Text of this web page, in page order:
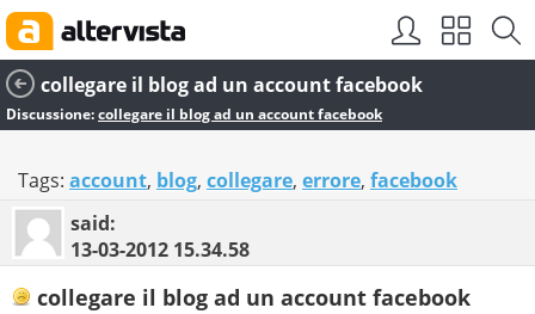
collegare il blog ad un account facebook
Discussione:collegare il blog ad un account facebook
Tags: account, blog, collegare, errore, facebook
said:
13-03-2012 15.34.58
collegare il blog ad un account facebook